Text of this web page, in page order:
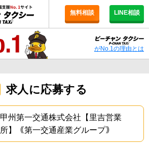
無料相談 LINE相談
がNo.1の理由とは
求人に応募する
甲州第一交通株式会社【里吉営業
所】｟第一交通産業グループ｠